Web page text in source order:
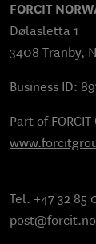
FORCIT
Dølasletta 1
3408 Tranby,
Business ID:
Part of
Tel. +47 32 85
post@forcit.no